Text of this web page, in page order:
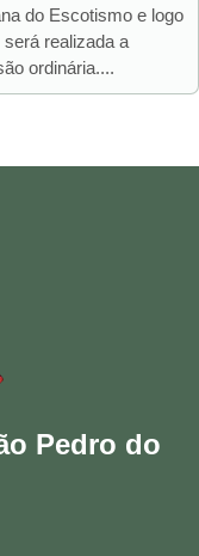
do Escotismo e logo
será realizada a
ordinária....
Pedro do